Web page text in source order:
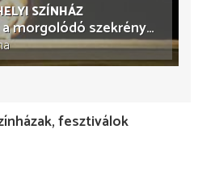
SZÍNHÁZ
Cókmók, avagy a morgolódó szekrénymanó
fesztiválok